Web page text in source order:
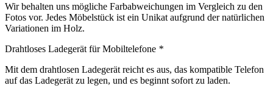
Wir behalten uns mögliche Farbabweichungen im Vergleich zu den
Fotos vor. Jedes Möbelstück ist ein Unikat aufgrund der natürlichen
Variationen im Holz.
Drahtloses Ladegerät für Mobiltelefone *
Mit dem drahtlosen Ladegerät reicht es aus, das kompatible Telefon
auf das Ladegerät zu legen, und es beginnt sofort zu laden.